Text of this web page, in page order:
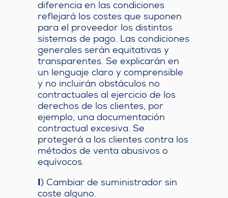
diferencia en las condiciones
reflejará los costes que suponen
para el proveedor los distintos
sistemas de pago. Las condiciones
generales serán equitativas y
transparentes. Se explicarán en
un lenguaje claro y comprensible
y no incluirán obstáculos no
contractuales al ejercicio de los
derechos de los clientes, por
ejemplo, una documentación
contractual excesiva. Se
protegerá a los clientes contra los
métodos de venta abusivos o
equívocos.
I) Cambiar de suministrador sin
coste alguno.